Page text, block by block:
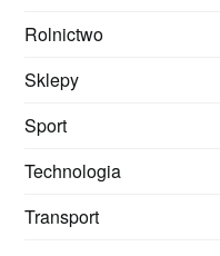
Rolnictwo
Sklepy
Sport
Technologia
Transport